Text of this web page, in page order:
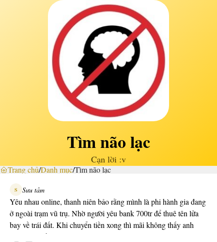
Tìm não lạc
Cạn lời :v
Trang chủ/Danh mục/Tìm não lạc
S Sưu tầm
Yêu nhau online, thanh niên bảo rằng mình là phi hành gia đang
ở ngoài trạm vũ trụ. Nhờ người yêu bank 700tr để thuê tên lửa
bay về trái đất. Khi chuyển tiền xong thì mãi không thấy anh
người yêu về, cô gái mới được khai thông trí tuệ và báo cảnh sát.